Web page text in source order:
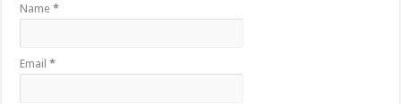
Name*
Email*